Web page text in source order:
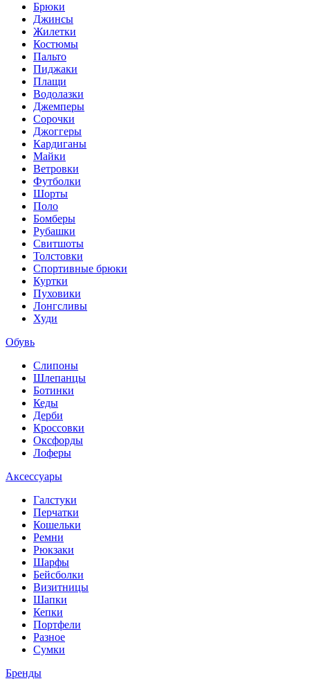
Брюки
Джинсы
Жилетки
Костюмы
Пальто
Пиджаки
Плащи
Водолазки
Джемперы
Сорочки
Джоггеры
Кардиганы
Майки
Ветровки
Футболки
Шорты
Поло
Бомберы
Рубашки
Свитшоты
Толстовки
Спортивные брюки
Куртки
Пуховики
Лонгсливы
Худи
Обувь
Слипоны
Шлепанцы
Ботинки
Кеды
Дерби
Кроссовки
Оксфорды
Лоферы
Аксессуары
Галстуки
Перчатки
Кошельки
Ремни
Рюкзаки
Шарфы
Бейсболки
Визитницы
Шапки
Кепки
Портфели
Разное
Сумки
Бренды